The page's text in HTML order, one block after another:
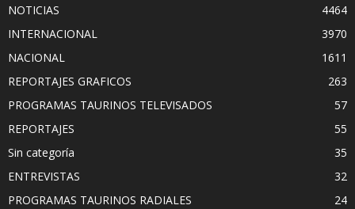
NOTICIAS
4464
INTERNACIONAL
3970
NACIONAL
1611
REPORTAJES GRAFICOS
263
PROGRAMAS TAURINOS TELEVISADOS
57
REPORTAJES
55
Sin categoría
35
ENTREVISTAS
32
PROGRAMAS TAURINOS RADIALES
24